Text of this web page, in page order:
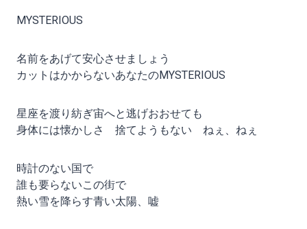
MYSTERIOUS
名前をあげて安心させましょう
カットはかからないあなたのMYSTERIOUS
星座を渡り紡ぎ宙へと逃げおおせても
身体には懐かしさ 捨てようもない ねぇ、ねぇ
時計のない国で
誰も要らないこの街で
熱い雪を降らす青い太陽、嘘